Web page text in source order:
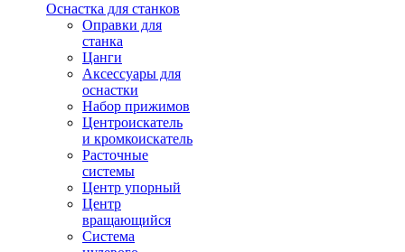
Оснастка для станков
Оправки для
станка
Цанги
Аксессуары для
оснастки
Набор прижимов
Центроискатель
и кромкоискатель
Расточные
системы
Центр упорный
Центр
вращающийся
Система